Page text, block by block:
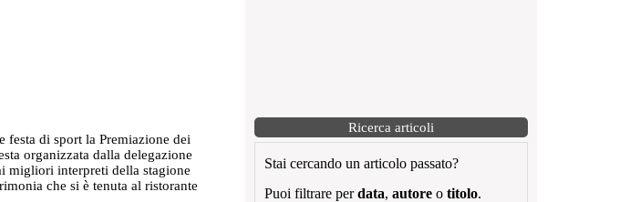
festa di sport la Premiazione dei
organizzata dalla delegazione
migliori interpreti della stagione
che si è tenuta al ristorante
Ricerca articoli
Stai cercando un articolo passato?
Puoi filtrare perdata, autore o titolo.